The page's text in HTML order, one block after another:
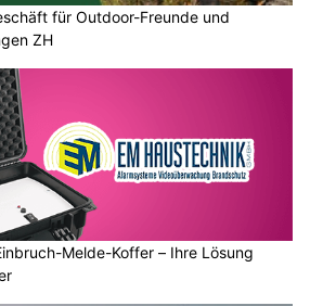
für Outdoor-Freunde und
ZH
Melde-Koffer – Ihre Lösung